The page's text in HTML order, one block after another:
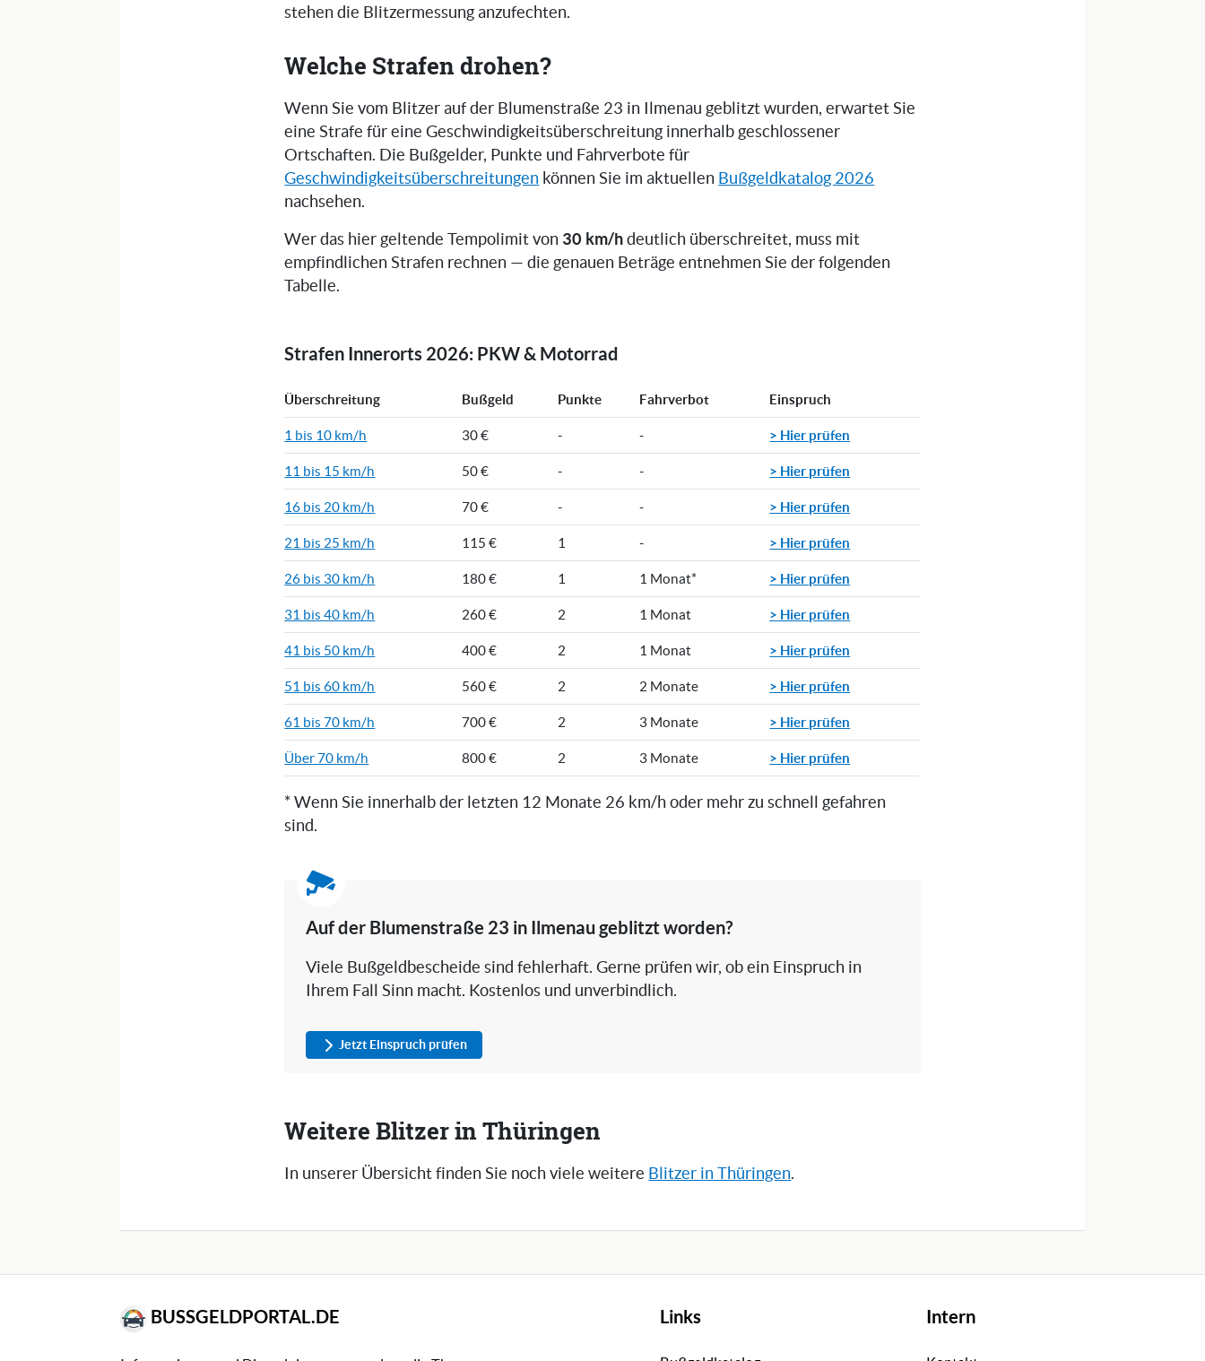
stehen die Blitzermessung anzufechten.
Welche Strafen drohen?
Wenn Sie vom Blitzer auf der Blumenstraße 23 in Ilmenau geblitzt wurden, erwartet Sie
eine Strafe für eine Geschwindigkeitsüberschreitung innerhalb geschlossener
Ortschaften. Die Bußgelder, Punkte und Fahrverbote für
Geschwindigkeitsüberschreitungen können Sie im aktuellen Bußgeldkatalog 2026
nachsehen.
Wer das hier geltende Tempolimit von 30 km/h deutlich überschreitet, muss mit
empfindlichen Strafen rechnen — die genauen Beträge entnehmen Sie der folgenden
Tabelle.
Strafen Innerorts 2026: PKW & Motorrad
Überschreitung Bußgeld Punkte Fahrverbot Einspruch
1 bis 10 km/h 30 € - - > Hier prüfen
11 bis 15 km/h 50 € - - > Hier prüfen
16 bis 20 km/h 70 € - - > Hier prüfen
21 bis 25 km/h 115 € 1 - > Hier prüfen
26 bis 30 km/h 180 € 1 1 Monat* > Hier prüfen
31 bis 40 km/h 260 € 2 1 Monat > Hier prüfen
41 bis 50 km/h 400 € 2 1 Monat > Hier prüfen
51 bis 60 km/h 560 € 2 2 Monate > Hier prüfen
61 bis 70 km/h 700 € 2 3 Monate > Hier prüfen
Über 70 km/h 800 € 2 3 Monate > Hier prüfen
* Wenn Sie innerhalb der letzten 12 Monate 26 km/h oder mehr zu schnell gefahren
sind.
Auf der Blumenstraße 23 in Ilmenau geblitzt worden?
Viele Bußgeldbescheide sind fehlerhaft. Gerne prüfen wir, ob ein Einspruch in
Ihrem Fall Sinn macht. Kostenlos und unverbindlich.
Jetzt Einspruch prüfen
Weitere Blitzer in Thüringen
In unserer Übersicht finden Sie noch viele weitere Blitzer in Thüringen.
BUSSGELDPORTAL.DE Links Intern